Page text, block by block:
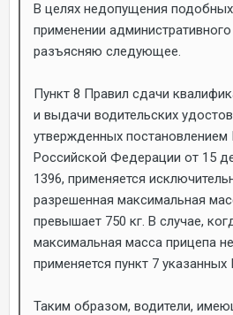
В целях недопущения
применении
разъясняю следующее.
Пункт 8 Правил сдачи
и выдачи водительских
утвержденных постановлением
Российской Федерации от 15
1396, применяется
разрешенная максимальная
превышает 750 кг. В случае,
максимальная масса прицепа
применяется пункт 7 указанных
Таким образом, водители,